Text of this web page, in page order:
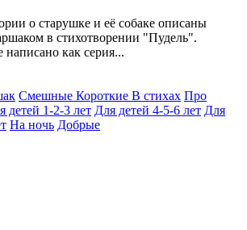
о старушке и её собаке описаны
в стихотворении "Пудель".
написано как серия...
Смешные Короткие В стихах Про
детей 1-2-3 лет Для детей 4-5-6 лет Для
На ночь Добрые